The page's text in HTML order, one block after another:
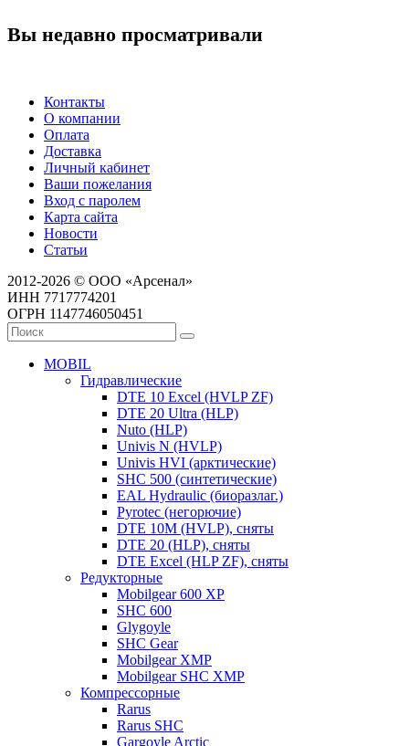
Вы недавно просматривали
Контакты
О компании
Оплата
Доставка
Личный кабинет
Ваши пожелания
Вход с паролем
Карта сайта
Новости
Статьи
2012-2026 © ООО «Арсенал»
ИНН 7717774201
ОГРН 1147746050451
MOBIL
Гидравлические
DTE 10 Excel (HVLP ZF)
DTE 20 Ultra (HLP)
Nuto (HLP)
Univis N (HVLP)
Univis HVI (арктические)
SHC 500 (синтетические)
EAL Hydraulic (биоразлаг.)
Pyrotec (негорючие)
DTE 10M (HVLP), сняты
DTE 20 (HLP), сняты
DTE Excel (HLP ZF), сняты
Редукторные
Mobilgear 600 XP
SHC 600
Glygoyle
SHC Gear
Mobilgear XMP
Mobilgear SHC XMP
Компрессорные
Rarus
Rarus SHC
Gargoyle Arctic